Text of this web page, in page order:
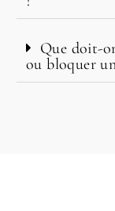
Que doit-
ou bloquer